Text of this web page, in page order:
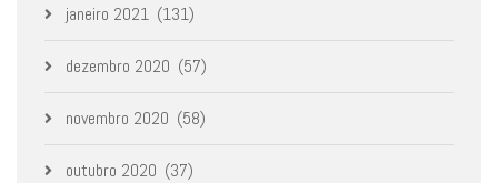
janeiro 2021 (131)
dezembro 2020 (57)
novembro 2020 (58)
outubro 2020 (37)